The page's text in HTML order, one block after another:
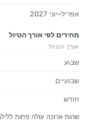
אפריל–יוני 2027
מחירים לפי אורך הטיול
אורך הטיול
שבוע
שבועיים
חודש
שהות ארוכה עולה פחות